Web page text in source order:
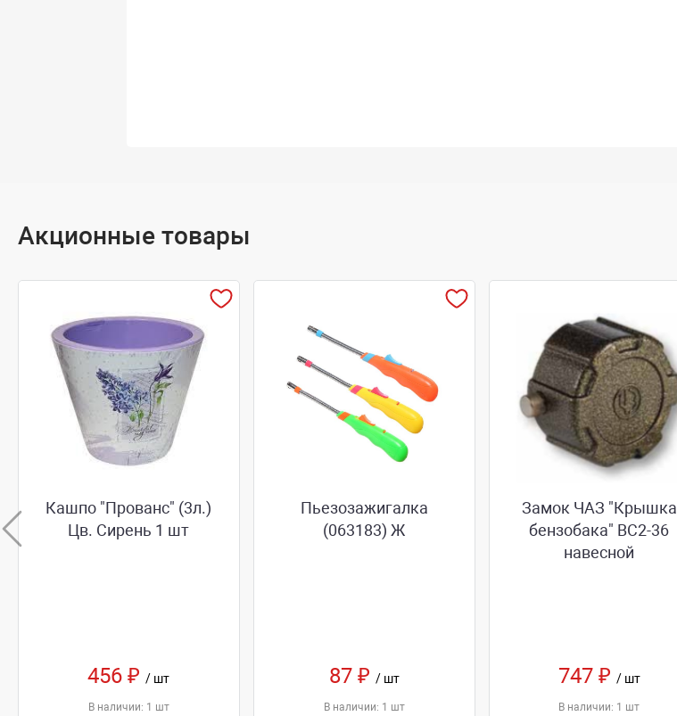
Акционные товары
Кашпо "Прованс" (3л.)
Цв. Сирень 1 шт
456 ₽/ шт
В наличии: 1 шт
Пьезозажигалка
(063183) Ж
87 ₽ / шт
В наличии: 1 шт
Замок ЧАЗ "Крышка
бензобака" ВС2-36
навесной
747 ₽ / шт
В наличии: 1 шт